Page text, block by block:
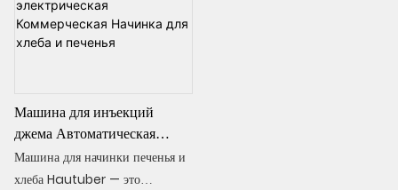
Машина для инъекций
джема Автоматическая
электрическая Коммерческая
Начинка для хлеба и печенья
Машина для начинки печенья и
хлеба Hautuber — это